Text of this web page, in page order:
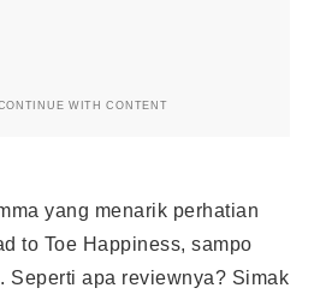
WITH CONTENT
yang menarik perhatian
to Toe Happiness, sampo
Seperti apa reviewnya? Simak